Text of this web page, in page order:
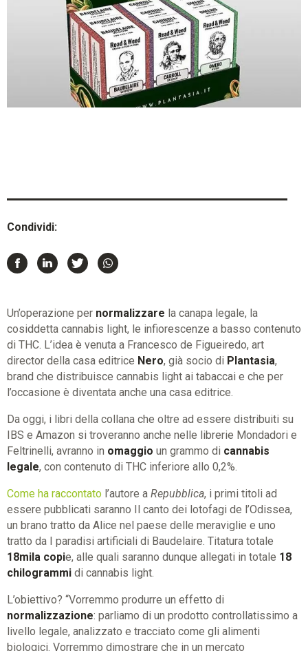
Condividi:
Un’operazione per normalizzare la canapa legale, la
cosiddetta cannabis light, le infiorescenze a basso contenuto
di THC. L’idea è venuta a Francesco de Figueiredo, art
director della casa editrice Nero, già socio di Plantasia,
brand che distribuisce cannabis light ai tabaccai e che per
l’occasione è diventata anche una casa editrice.
Da oggi, i libri della collana che oltre ad essere distribuiti su
IBS e Amazon si troveranno anche nelle librerie Mondadori e
Feltrinelli, avranno in omaggio un grammo di cannabis
legale, con contenuto di THC inferiore allo 0,2%.
Come ha raccontato l’autore a Repubblica, i primi titoli ad
essere pubblicati saranno Il canto dei lotofagi de l’Odissea,
un brano tratto da Alice nel paese delle meraviglie e uno
tratto da I paradisi artificiali di Baudelaire. Titatura totale
18mila copie, alle quali saranno dunque allegati in totale 18
chilogrammi di cannabis light.
L’obiettivo? “Vorremmo produrre un effetto di
normalizzazione: parliamo di un prodotto controllatissimo a
livello legale, analizzato e tracciato come gli alimenti
biologici. Vorremmo dimostrare che in un mercato